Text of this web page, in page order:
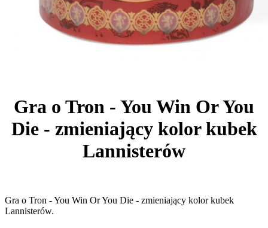
Gra o Tron - You Win Or You
Die - zmieniający kolor kubek
Lannisterów
Gra o Tron - You Win Or You Die - zmieniający kolor kubek
Lannisterów.